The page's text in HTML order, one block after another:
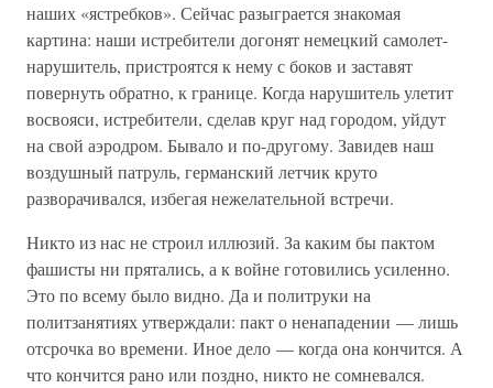
наших «ястребков». Сейчас разыграется знакомая
картина: наши истребители догонят немецкий самолет-
нарушитель, пристроятся к нему с боков и заставят
повернуть обратно, к границе. Когда нарушитель улетит
восвояси, истребители, сделав круг над городом, уйдут
на свой аэродром. Бывало и по-другому. Завидев наш
воздушный патруль, германский летчик круто
разворачивался, избегая нежелательной встречи.
Никто из нас не строил иллюзий. За каким бы пактом
фашисты ни прятались, а к войне готовились усиленно.
Это по всему было видно. Да и политруки на
политзанятиях утверждали: пакт о ненападении — лишь
отсрочка во времени. Иное дело — когда она кончится. А
что кончится рано или поздно, никто не сомневался.